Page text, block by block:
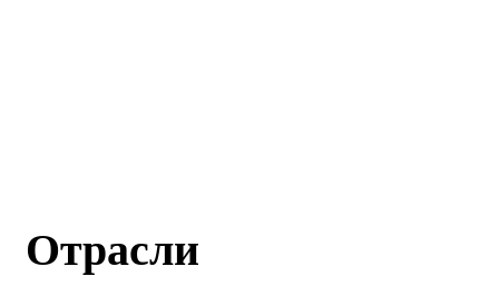
Отрасли